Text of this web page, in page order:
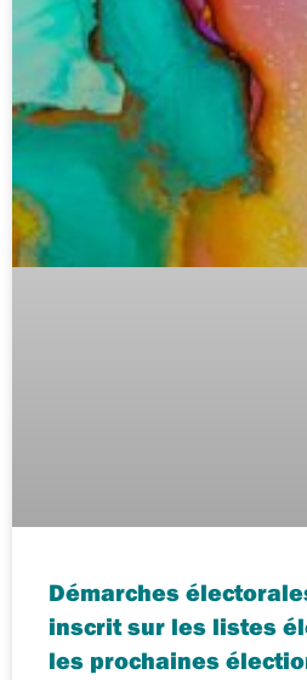
Démarches
inscrit sur les listes
les prochaines